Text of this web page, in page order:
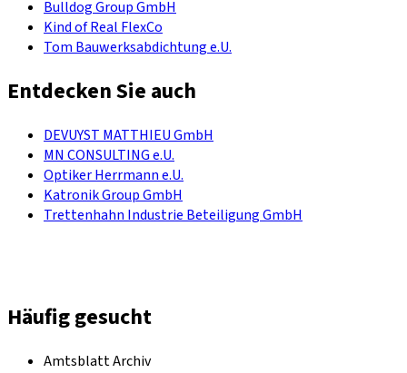
Bulldog Group GmbH
Kind of Real FlexCo
Tom Bauwerksabdichtung e.U.
Entdecken Sie auch
DEVUYST MATTHIEU GmbH
MN CONSULTING e.U.
Optiker Herrmann e.U.
Katronik Group GmbH
Trettenhahn Industrie Beteiligung GmbH
Häufig gesucht
Amtsblatt Archiv